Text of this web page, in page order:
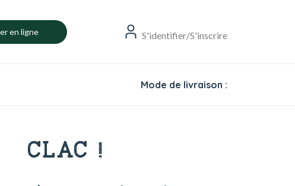
en ligne S'identifier/S'inscrire
Mode de livraison :
CLAC !